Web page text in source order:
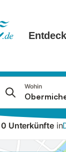
Wohin
0 Unterkünftein